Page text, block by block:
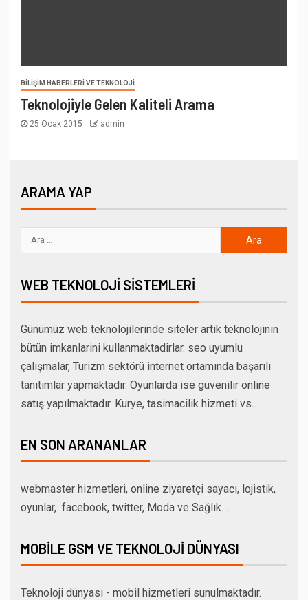
BILIŞIM HABERLERI VE TEKNOLOJI
Teknolojiyle Gelen Kaliteli Arama
25 Ocak 2015 admin
ARAMA YAP
WEB TEKNOLOJI SISTEMLERI
Günümüz web teknolojilerinde siteler artik teknolojinin
bütün imkanlarini kullanmaktadirlar. seo uyumlu
çalışmalar, Turizm sektörü internet ortamında başarılı
tanıtımlar yapmaktadır. Oyunlarda ise güvenilir online
satış yapılmaktadır. Kurye, tasimacilik hizmeti vs..
EN SON ARANANLAR
webmaster hizmetleri, online ziyaretçi sayacı, lojistik,
oyunlar, facebook, twitter, Moda ve Sağlık…
MOBILE GSM VE TEKNOLOJI DÜNYASI
Teknoloji dünyası - mobil hizmetleri sunulmaktadır.